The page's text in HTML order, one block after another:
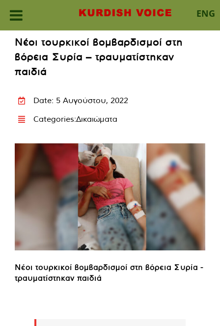
ENG
content
Νέοι τουρκικοί βομβαρδισμοί στη
βόρεια Συρία – τραυματίστηκαν
παιδιά
Date: 5 Αυγούστου, 2022
Categories:Δικαιώματα
Νέοι τουρκικοί βομβαρδισμοί στη βόρεια Συρία -
τραυματίστηκαν παιδιά